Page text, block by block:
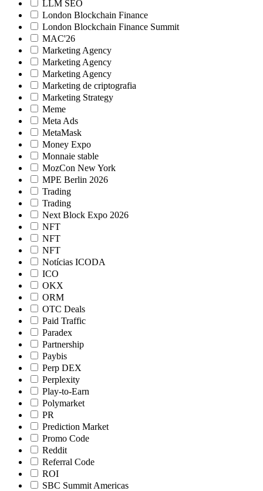
LLM SEO
London Blockchain Finance
London Blockchain Finance Summit
MAC'26
Marketing Agency
Marketing Agency
Marketing Agency
Marketing de criptografia
Marketing Strategy
Meme
Meta Ads
MetaMask
Money Expo
Monnaie stable
MozCon New York
MPE Berlin 2026
Trading
Trading
Next Block Expo 2026
NFT
NFT
NFT
Notícias ICODA
ICO
OKX
ORM
OTC Deals
Paid Traffic
Paradex
Partnership
Paybis
Perp DEX
Perplexity
Play-to-Earn
Polymarket
PR
Prediction Market
Promo Code
Reddit
Referral Code
ROI
SBC Summit Americas